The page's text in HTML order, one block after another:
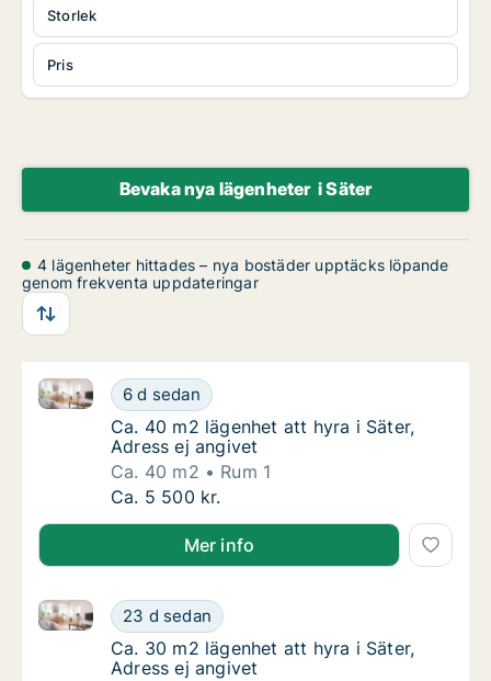
Storlek
Pris
Bevaka nya lägenheter i Säter
4 lägenheter hittades – nya bostäder upptäcks löpande
genom frekventa uppdateringar
Ca. 40 m2 lägenhet att hyra i Säter, Adress
6 d sedan
Ca. 40 m2 lägenhet att hyra i Säter, Adress ej
Ca. 40 m2 lägenhet att hyra i Säter, Adress
Ca. 40 m2 lägenhet att hyra i Säter,
Adress ej angivet
Ca. 40 m2
Rum 1
Ca. 40 m2 lägenhet att hyra i Säter, Adress
Ca. 5 500 kr.
Mer info
Ca. 30 m2 lägenhet att hyra i Säter, Adress
23 d sedan
Ca. 30 m2 lägenhet att hyra i Säter, Adress ej
Ca. 30 m2 lägenhet att hyra i Säter, Adress
Ca. 30 m2 lägenhet att hyra i Säter,
Adress ej angivet